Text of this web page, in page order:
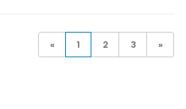
« 1 2 3 »